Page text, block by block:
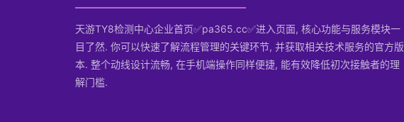
天游TY8检测中心企业首页✅pa365.cc✅进入页面, 核心功能与服务模块一
目了然. 你可以快速了解流程管理的关键环节, 并获取相关技术服务的官方版
本. 整个动线设计流畅, 在手机端操作同样便捷, 能有效降低初次接触者的理
解门槛.